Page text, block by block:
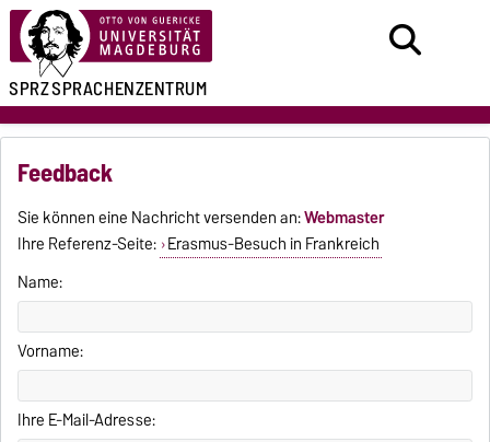
SPRZSPRACHENZENTRUM
Feedback
Sie können eine Nachricht versenden an:Webmaster
Ihre Referenz-Seite: Erasmus-Besuch in Frankreich
Name:
Vorname:
Ihre E-Mail-Adresse: